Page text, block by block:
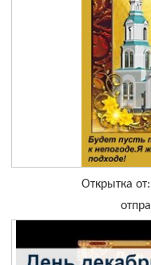
Открытка от: